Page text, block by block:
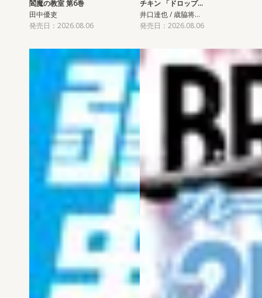
閻魔の教室 第6巻
田中優吏
発売日：2026.08.06
チキン 「ドロップ…
井口達也 / 歳脇将…
発売日：2026.08.06